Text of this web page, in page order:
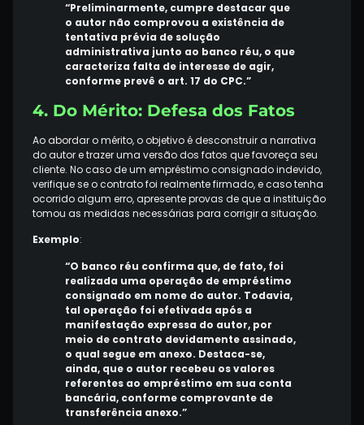
“Preliminarmente, cumpre destacar que
o autor não comprovou a existência de
tentativa prévia de solução
administrativa junto ao banco réu, o que
caracteriza falta de interesse de agir,
conforme prevê o art. 17 do CPC.”
4. Do Mérito: Defesa dos Fatos
Ao abordar o mérito, o objetivo é desconstruir a narrativa
do autor e trazer uma versão dos fatos que favoreça seu
cliente. No caso de um empréstimo consignado indevido,
verifique se o contrato foi realmente firmado, e caso tenha
ocorrido algum erro, apresente provas de que a instituição
tomou as medidas necessárias para corrigir a situação.
Exemplo:
“O banco réu confirma que, de fato, foi
realizada uma operação de empréstimo
consignado em nome do autor. Todavia,
tal operação foi efetivada após a
manifestação expressa do autor, por
meio de contrato devidamente assinado,
o qual segue em anexo. Destaca-se,
ainda, que o autor recebeu os valores
referentes ao empréstimo em sua conta
bancária, conforme comprovante de
transferência anexo.”